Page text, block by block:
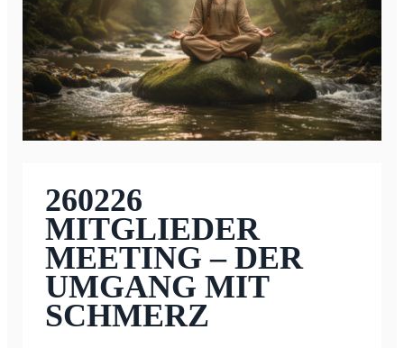
260226
MITGLIEDER
MEETING – DER
UMGANG MIT
SCHMERZ